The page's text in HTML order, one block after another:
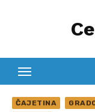
ČAJETINA